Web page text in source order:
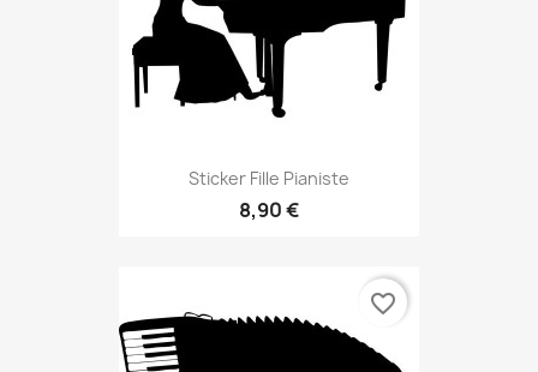
Sticker Fille Pianiste
8,90 €
favorite_border